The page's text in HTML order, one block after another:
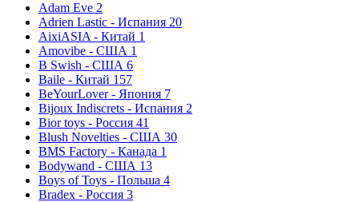
Adam Eve 2
Adrien Lastic - Испания 20
AixiASIA - Китай 1
Amovibe - США 1
B Swish - США 6
Baile - Китай 157
BeYourLover - Япония 7
Bijoux Indiscrets - Испания 2
Bior toys - Россия 41
Blush Novelties - США 30
BMS Factory - Канада 1
Bodywand - США 13
Boys of Toys - Польша 4
Bradex - Россия 3